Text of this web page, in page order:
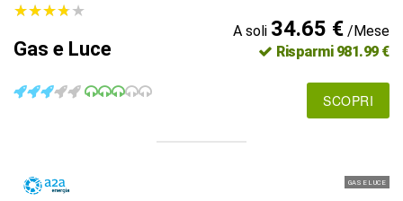
★★★★★
★★★★★
Gas e Luce
A soli 34.65 €/Mese
Risparmi 981.99 €
SCOPRI
GAS E LUCE